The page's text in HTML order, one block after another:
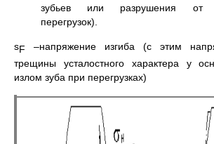
зубьев или разрушения от
перегрузок).
sF –напряжение изгиба (с этим
трещины усталостного характера у
излом зуба при перегрузках)